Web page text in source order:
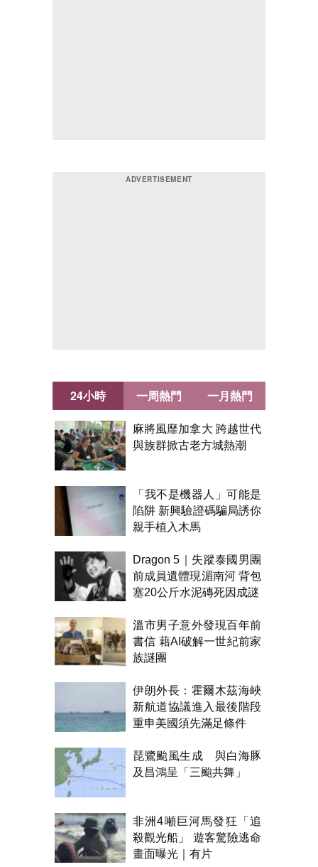
24小時
麻將風靡加拿大 跨越世代
與族群掀古老方城熱潮
「我不是機器人」可能是
陷阱 新興驗證碼騙局誘你
親手植入木馬
Dragon 5｜失蹤泰國男團
前成員遺體現湄南河 背包
塞20公斤水泥磚死因成謎
溫市男子意外發現百年前
書信 藉AI破解一世紀前家
族謎團
伊朗外長：霍爾木茲海峽
新航道協議進入最後階段
重申美國須先滿足條件
琵鷺颱風生成 與白海豚
及昌鴻呈「三颱共舞」
非洲4噸巨河馬發狂「追
殺觀光船」 遊客驚險逃命
畫面曝光｜有片
一周熱門 一月熱門